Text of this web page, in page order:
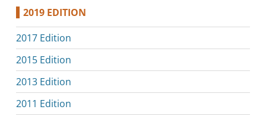
2019 EDITION
2017 Edition
2015 Edition
2013 Edition
2011 Edition